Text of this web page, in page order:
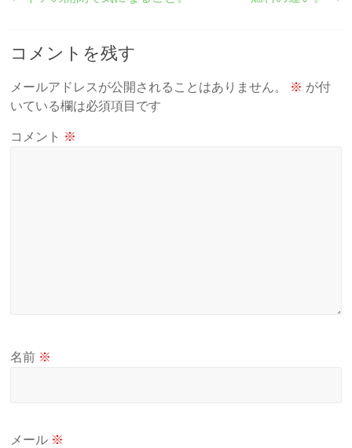
コメントを残す
メールアドレスが公開されることはありません。 ※ が付
いている欄は必須項目です
コメント ※
名前 ※
メール ※